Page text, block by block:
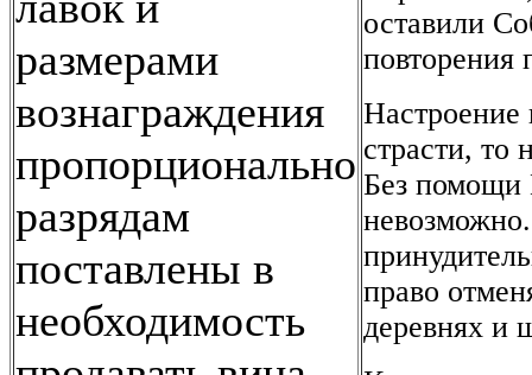
размерами
вознаграждения
пропорционально
разрядам
поставлены в
необходимость
оставили
повторения
Настроение
страсти, то
Без помощи
право
деревнях и